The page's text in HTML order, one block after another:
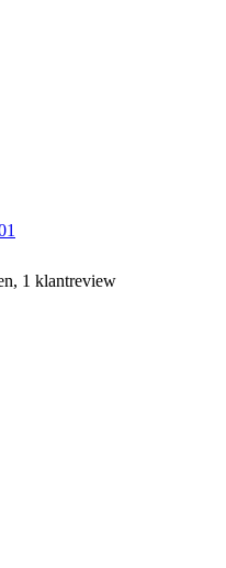
1 klantreview